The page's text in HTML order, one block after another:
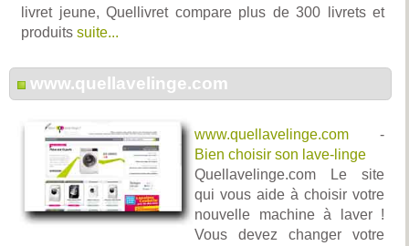
livret jeune, Quellivret compare plus de 300 livrets et
produits suite...
www.quellavelinge.com
www.quellavelinge.com -
Bien choisir son lave-linge
Quellavelinge.com Le site
qui vous aide à choisir votre
nouvelle machine à laver !
Vous devez changer votre